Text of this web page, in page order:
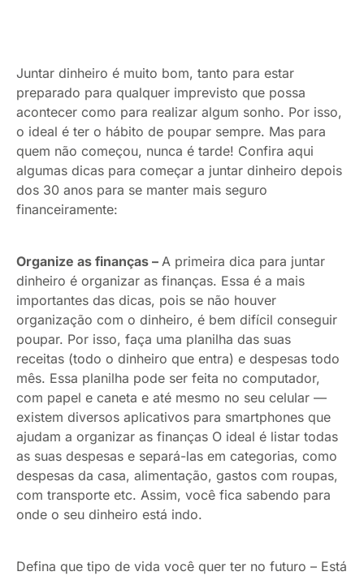
Juntar dinheiro é muito bom, tanto para estar
preparado para qualquer imprevisto que possa
acontecer como para realizar algum sonho. Por isso,
o ideal é ter o hábito de poupar sempre. Mas para
quem não começou, nunca é tarde! Confira aqui
algumas dicas para começar a juntar dinheiro depois
dos 30 anos para se manter mais seguro
financeiramente:
Organize as finanças – A primeira dica para juntar
dinheiro é organizar as finanças. Essa é a mais
importantes das dicas, pois se não houver
organização com o dinheiro, é bem difícil conseguir
poupar. Por isso, faça uma planilha das suas
receitas (todo o dinheiro que entra) e despesas todo
mês. Essa planilha pode ser feita no computador,
com papel e caneta e até mesmo no seu celular —
existem diversos aplicativos para smartphones que
ajudam a organizar as finanças O ideal é listar todas
as suas despesas e separá-las em categorias, como
despesas da casa, alimentação, gastos com roupas,
com transporte etc. Assim, você fica sabendo para
onde o seu dinheiro está indo.
Defina que tipo de vida você quer ter no futuro – Está